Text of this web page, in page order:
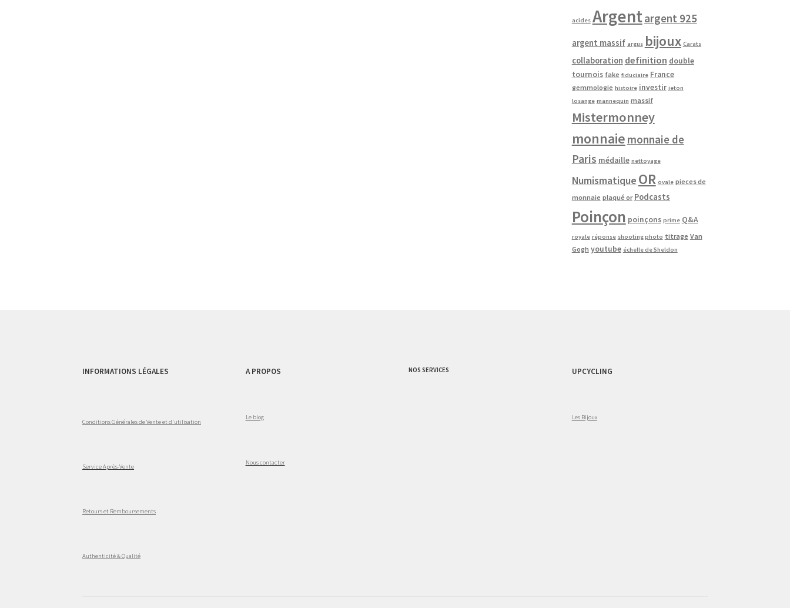
acides Argentargent 925
argent massif argus bijoux Carats
collaboration definition double
tournois fake fiduciaire France
gemmologie histoire investir jeton
losange mannequin massif
Mistermonney
monnaie monnaie de
Paris médaille nettoyage
Numismatique OR ovale pieces de
monnaie plaqué or Podcasts
Poinçon poinçons prime Q&A
royale réponse shooting photo titrage Van
Gogh youtube échelle de Sheldon
INFORMATIONS LÉGALES
Conditions Générales de Vente et d'utilisation
Service Après-Vente
Retours et Remboursements
Authenticité & Qualité
A PROPOS
Le blog
Nous contacter
NOS SERVICES UPCYCLING
Les Bijoux